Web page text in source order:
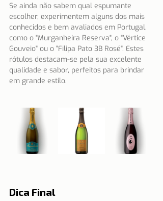
Se ainda não sabem qual espumante
escolher, experimentem alguns dos mais
conhecidos e bem avaliados em Portugal,
como o "Murganheira Reserva", o "Vértice
Gouveio" ou o "Filipa Pato 3B Rosé". Estes
rótulos destacam-se pela sua excelente
qualidade e sabor, perfeitos para brindar
em grande estilo.
Dica Final